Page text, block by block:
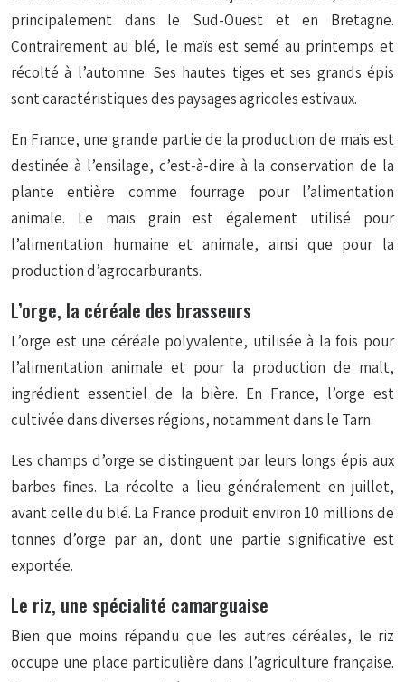
principalement dans le Sud-Ouest et en Bretagne.
Contrairement au blé, le maïs est semé au printemps et
récolté à l’automne. Ses hautes tiges et ses grands épis
sont caractéristiques des paysages agricoles estivaux.
En France, une grande partie de la production de maïs est
destinée à l’ensilage, c’est-à-dire à la conservation de la
plante entière comme fourrage pour l’alimentation
animale. Le maïs grain est également utilisé pour
l’alimentation humaine et animale, ainsi que pour la
production d’agrocarburants.
L’orge, la céréale des brasseurs
L’orge est une céréale polyvalente, utilisée à la fois pour
l’alimentation animale et pour la production de malt,
ingrédient essentiel de la bière. En France, l’orge est
cultivée dans diverses régions, notamment dans le Tarn.
Les champs d’orge se distinguent par leurs longs épis aux
barbes fines. La récolte a lieu généralement en juillet,
avant celle du blé. La France produit environ 10 millions de
tonnes d’orge par an, dont une partie significative est
exportée.
Le riz, une spécialité camarguaise
Bien que moins répandu que les autres céréales, le riz
occupe une place particulière dans l’agriculture française.